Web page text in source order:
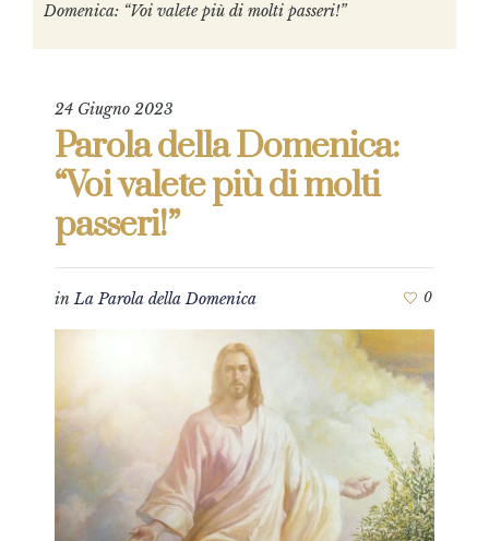
Domenica: “Voi valete più di molti passeri!”
24 Giugno 2023
Parola della Domenica:
“Voi valete più di molti
passeri!”
inLa Parola della Domenica 0